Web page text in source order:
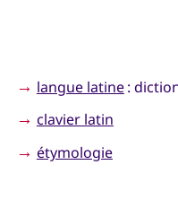
→ langue latine:
→ clavier latin
→ étymologie